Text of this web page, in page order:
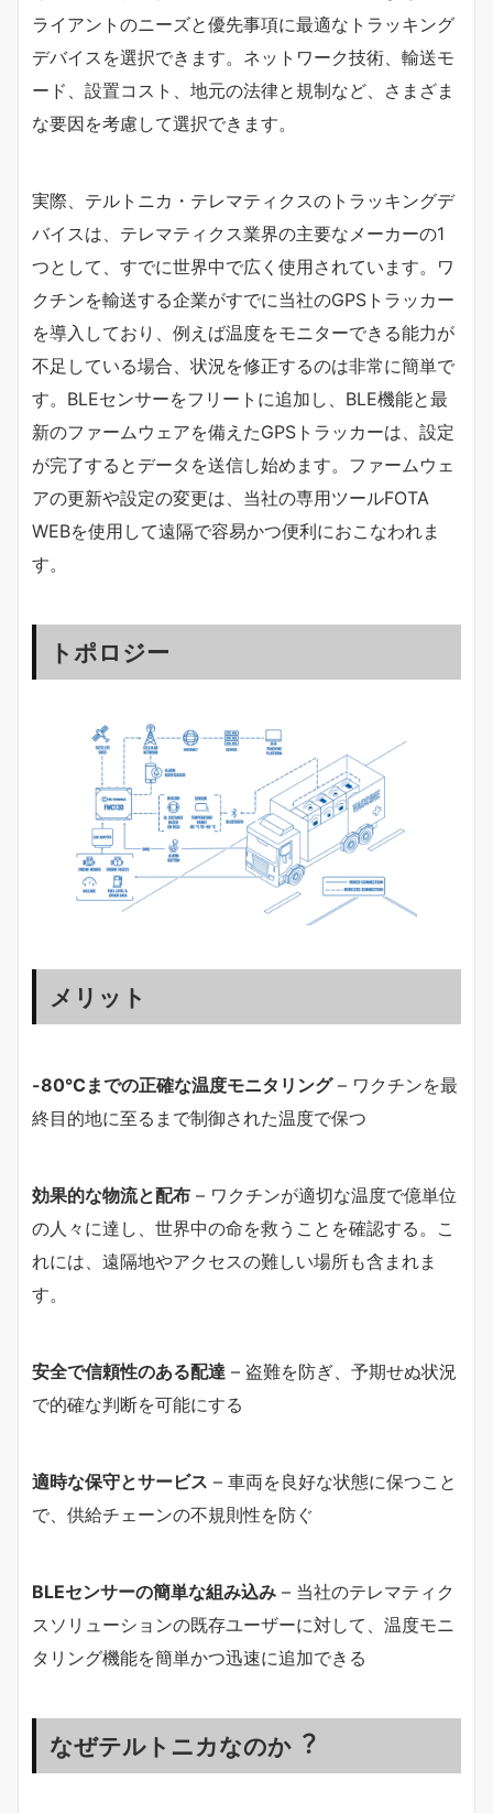
ライアントのニーズと優先事項に最適なトラッキング
デバイスを選択できます。ネットワーク技術、輸送モ
ード、設置コスト、地元の法律と規制など、さまざま
な要因を考慮して選択できます。
実際、テルトニカ・テレマティクスのトラッキングデ
バイスは、テレマティクス業界の主要なメーカーの1
つとして、すでに世界中で広く使用されています。ワ
クチンを輸送する企業がすでに当社のGPSトラッカー
を導入しており、例えば温度をモニターできる能力が
不足している場合、状況を修正するのは非常に簡単で
す。BLEセンサーをフリートに追加し、BLE機能と最
新のファームウェアを備えたGPSトラッカーは、設定
が完了するとデータを送信し始めます。ファームウェ
アの更新や設定の変更は、当社の専用ツールFOTA
WEBを使用して遠隔で容易かつ便利におこなわれま
す。
トポロジー
メリット
-80°Cまでの正確な温度モニタリング– ワクチンを最
終目的地に至るまで制御された温度で保つ
効果的な物流と配布 – ワクチンが適切な温度で億単位
の人々に達し、世界中の命を救うことを確認する。こ
れには、遠隔地やアクセスの難しい場所も含まれま
す。
安全で信頼性のある配達 – 盗難を防ぎ、予期せぬ状況
で的確な判断を可能にする
適時な保守とサービス – 車両を良好な状態に保つこと
で、供給チェーンの不規則性を防ぐ
BLEセンサーの簡単な組み込み – 当社のテレマティク
スソリューションの既存ユーザーに対して、温度モニ
タリング機能を簡単かつ迅速に追加できる
なぜテルトニカなのか︖